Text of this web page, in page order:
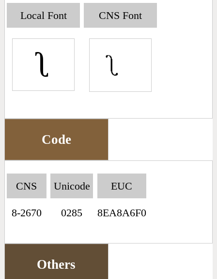
Big5 Query Pinyin Query
Pinyin Word Index
Local Font
ʅ
CNS Font
Code
CNS
8-2670
Unicode
0285
EUC
8EA8A6F0
Others